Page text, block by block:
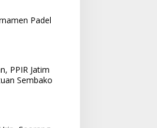
Padel
PPIR Jatim
Sembako